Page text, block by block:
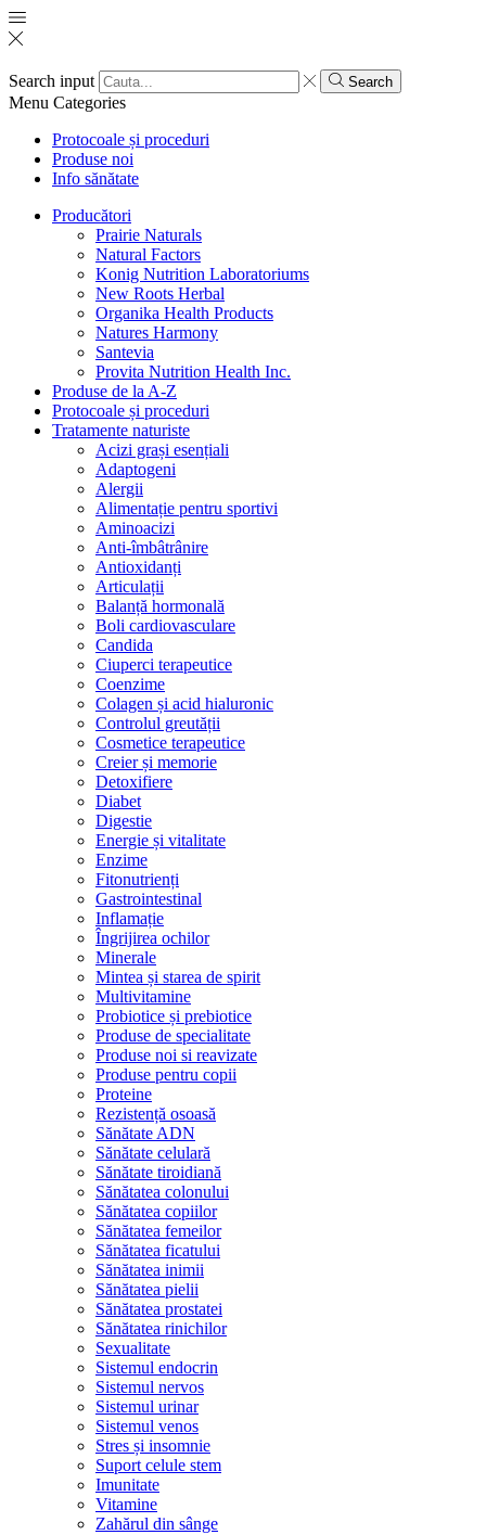
Search input Search
Menu Categories
Protocoale și proceduri
Produse noi
Info sănătate
Producători
Prairie Naturals
Natural Factors
Konig Nutrition Laboratoriums
New Roots Herbal
Organika Health Products
Natures Harmony
Santevia
Provita Nutrition Health Inc.
Produse de la A-Z
Protocoale și proceduri
Tratamente naturiste
Acizi grași esențiali
Adaptogeni
Alergii
Alimentație pentru sportivi
Aminoacizi
Anti-îmbâtrânire
Antioxidanți
Articulații
Balanță hormonală
Boli cardiovasculare
Candida
Ciuperci terapeutice
Coenzime
Colagen și acid hialuronic
Controlul greutății
Cosmetice terapeutice
Creier și memorie
Detoxifiere
Diabet
Digestie
Energie și vitalitate
Enzime
Fitonutrienți
Gastrointestinal
Inflamație
Îngrijirea ochilor
Minerale
Mintea și starea de spirit
Multivitamine
Probiotice și prebiotice
Produse de specialitate
Produse noi si reavizate
Produse pentru copii
Proteine
Rezistență osoasă
Sănătate ADN
Sănătate celulară
Sănătate tiroidiană
Sănătatea colonului
Sănătatea copiilor
Sănătatea femeilor
Sănătatea ficatului
Sănătatea inimii
Sănătatea pielii
Sănătatea prostatei
Sănătatea rinichilor
Sexualitate
Sistemul endocrin
Sistemul nervos
Sistemul urinar
Sistemul venos
Stres și insomnie
Suport celule stem
Imunitate
Vitamine
Zahărul din sânge